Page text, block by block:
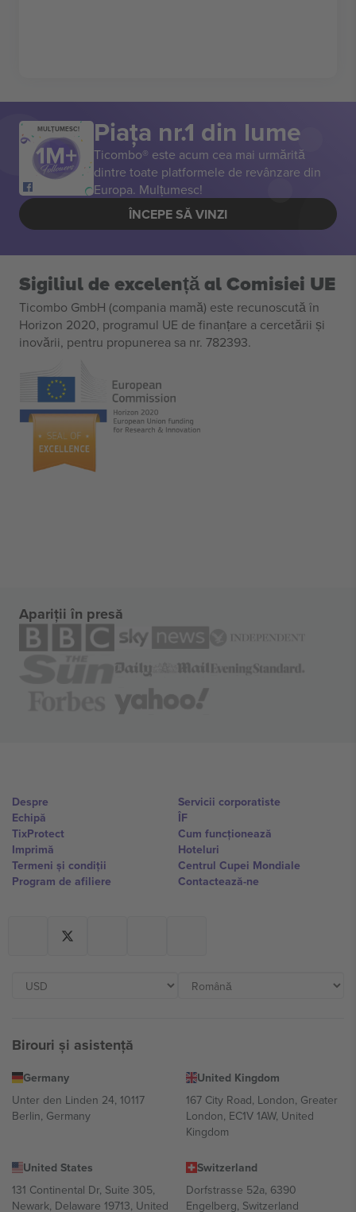
MULȚUMESC! Piața nr.1 din lume
Ticombo® este acum cea mai urmărită
dintre toate platformele de revânzare din
Europa. Mulțumesc!
ÎNCEPE SĂ VINZI
Sigiliul de excelență al Comisiei UE
Ticombo GmbH (compania mamă) este recunoscută în
Horizon 2020, programul UE de finanțare a cercetării și
inovării, pentru propunerea sa nr. 782393.
Apariții în presă
Despre
Echipă
TixProtect
Imprimă
Termeni și condiții
Program de afiliere
Servicii corporatiste
ÎF
Cum funcționează
Hoteluri
Centrul Cupei Mondiale
Contactează-ne
Birouri și asistență
Germany
Unter den Linden 24, 10117
Berlin, Germany
United Kingdom
167 City Road, London, Greater
London, EC1V 1AW, United
Kingdom
United States
131 Continental Dr, Suite 305,
Newark, Delaware 19713, United
Switzerland
Dorfstrasse 52a, 6390
Engelberg, Switzerland